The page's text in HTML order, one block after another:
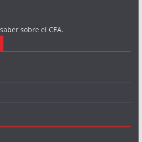
sobre el CEA.